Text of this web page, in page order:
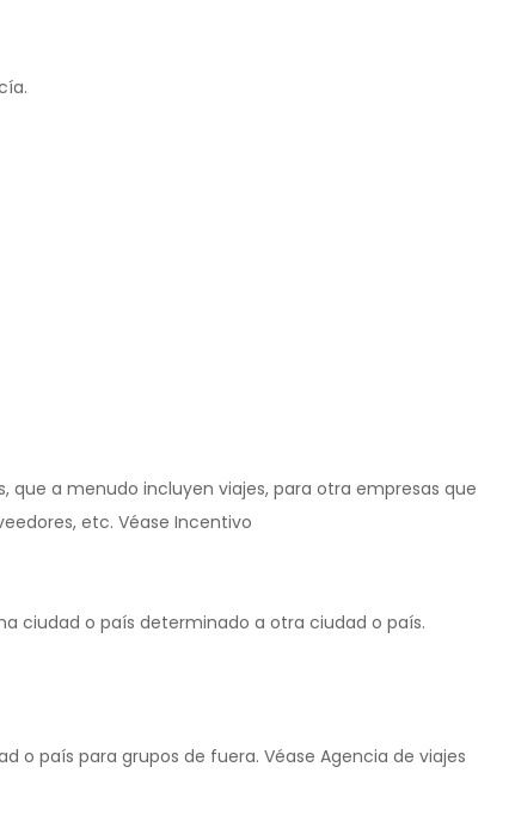
que a menudo incluyen viajes, para otra empresas que
etc. Véase Incentivo
ciudad o país determinado a otra ciudad o país.
o país para grupos de fuera. Véase Agencia de viajes